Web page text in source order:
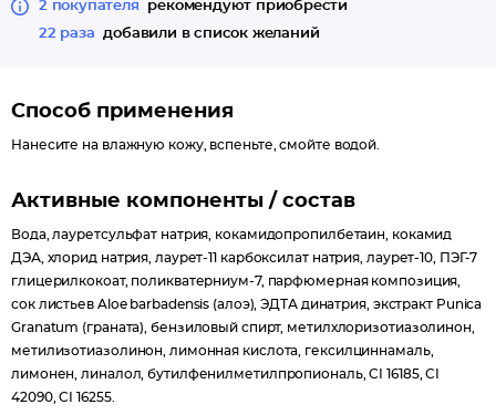
2 покупателя
рекомендуют приобрести
22 раза
добавили в список желаний
Способ применения
Нанесите на влажную кожу, вспеньте, смойте водой.
Активные компоненты / состав
Вода, лауретсульфат натрия, кокамидопропилбетаин, кокамид
ДЭА, хлорид натрия, лаурет-11 карбоксилат натрия, лаурет-10, ПЭГ-7
глицерилкокоат, поликватерниум-7, парфюмерная композиция,
сок листьев Aloe barbadensis (алоэ), ЭДТА динатрия, экстракт Punica
Granatum (граната), бензиловый спирт, метилхлоризотиазолинон,
метилизотиазолинон, лимонная кислота, гексилциннамаль,
лимонен, линалол, бутилфенилметилпропиональ, CI 16185, CI
42090, CI 16255.